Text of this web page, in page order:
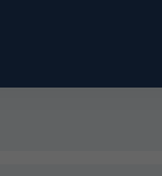
En dat op